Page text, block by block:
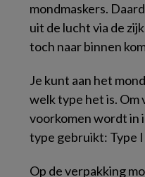
mondmaskers.
uit de lucht via de
toch naar binnen
Je kunt aan het
welk type het is. Om
voorkomen wordt in
type gebruikt: Type
Op de verpakking